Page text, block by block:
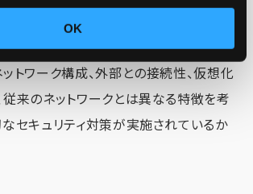
OK
キュリティ診断です。
トワーク構成、外部との接続性、仮想化
従来のネットワークとは異なる特徴を考
なセキュリティ対策が実施されているか